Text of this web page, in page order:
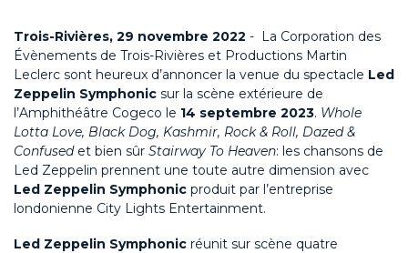
Trois-Rivières, 29 novembre 2022 - La Corporation des
Évènements de Trois-Rivières et Productions Martin
Leclerc sont heureux d’annoncer la venue du spectacle Led
Zeppelin Symphonic sur la scène extérieure de
l’Amphithéâtre Cogeco le 14 septembre 2023. Whole
Lotta Love, Black Dog, Kashmir, Rock & Roll, Dazed &
Confusedet bien sûr Stairway To Heaven: les chansons de
Led Zeppelin prennent une toute autre dimension avec
Led Zeppelin Symphonic produit par l’entreprise
londonienne City Lights Entertainment.
Led Zeppelin Symphonic réunit sur scène quatre